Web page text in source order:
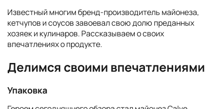
Известный многим бренд-производитель майонеза,
кетчупов и соусов завоевал свою долю преданных
хозяек и кулинаров. Рассказываем о своих
впечатлениях о продукте.
Делимся своими впечатлениями
Упаковка